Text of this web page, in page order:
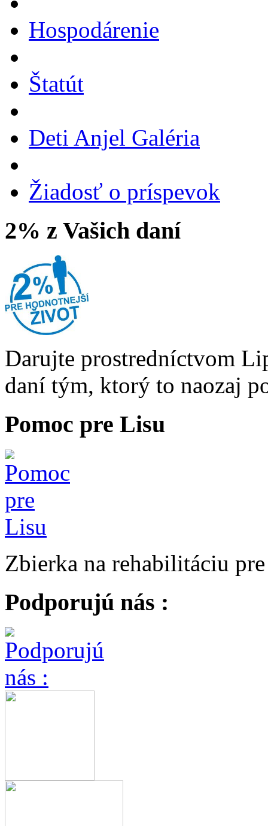
Hospodárenie
Štatút
Deti Anjel Galéria
Žiadosť o príspevok
2% z Vašich daní
Darujte prostredníctvom
daní tým, ktorý to naozaj
Pomoc pre Lisu
Zbierka na rehabilitáciu
Podporujú nás :